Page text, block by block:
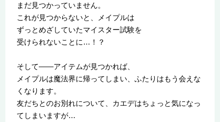
まだ見つかっていません。
これが見つからないと、メイプルは
ずっとめざしていたマイスター試験を
受けられないことに…！？
そして――アイテムが見つかれば、
メイプルは魔法界に帰ってしまい、ふたりはもう会えな
くなります。
友だちとのお別れについて、カエデはちょっと気になっ
てしまいますが…